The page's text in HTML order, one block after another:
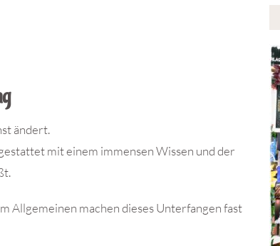
ändert.
mit einem immensen Wissen und der
Allgemeinen machen dieses Unterfangen fast